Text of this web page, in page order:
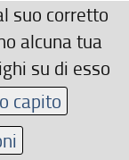
suo corretto
alcuna tua
su di esso
capito